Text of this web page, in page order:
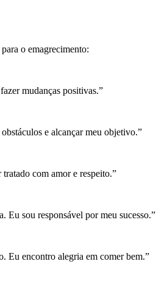
o emagrecimento:
mudanças positivas.”
e alcançar meu objetivo.”
com amor e respeito.”
Eu sou responsável por meu sucesso.”
Eu encontro alegria em comer bem.”